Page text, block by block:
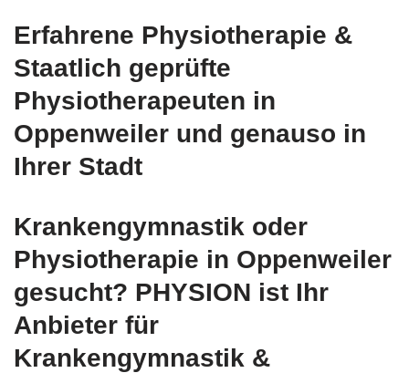
Erfahrene Physiotherapie &
Staatlich geprüfte
Physiotherapeuten in
Oppenweiler und genauso in
Ihrer Stadt
Krankengymnastik oder
Physiotherapie in Oppenweiler
gesucht? PHYSION ist Ihr
Anbieter für
Krankengymnastik &